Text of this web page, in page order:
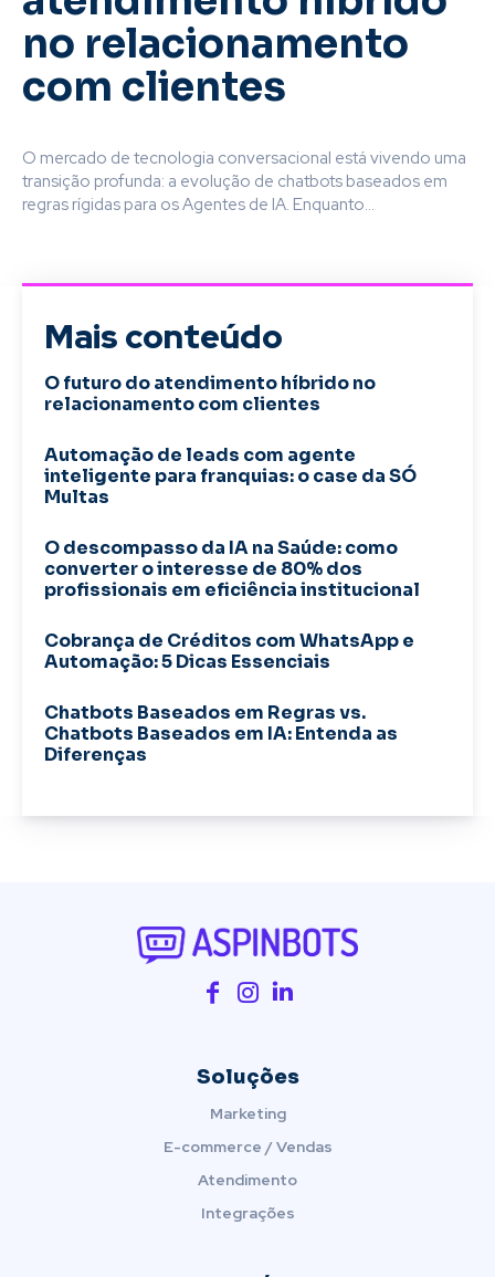
no relacionamento
com clientes
O mercado de tecnologia conversacional está vivendo uma
transição profunda: a evolução de chatbots baseados em
regras rígidas para os Agentes de IA. Enquanto...
Mais conteúdo
O futuro do atendimento híbrido no
relacionamento com clientes
Automação de leads com agente
inteligente para franquias: o case da SÓ
Multas
O descompasso da IA na Saúde: como
converter o interesse de 80% dos
profissionais em eficiência institucional
Cobrança de Créditos com WhatsApp e
Automação: 5 Dicas Essenciais
Chatbots Baseados em Regras vs.
Chatbots Baseados em IA: Entenda as
Diferenças
Soluções
Marketing
E-commerce / Vendas
Atendimento
Integrações